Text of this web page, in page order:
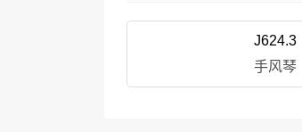
J624.3
手风琴